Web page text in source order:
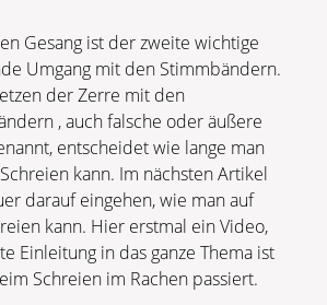
Gesang ist der zweite wichtige
Umgang mit den Stimmbändern.
der Zerre mit den
, auch falsche oder äußere
entscheidet wie lange man
kann. Im nächsten Artikel
darauf eingehen, wie man auf
kann. Hier erstmal ein Video,
Einleitung in das ganze Thema ist
Schreien im Rachen passiert.